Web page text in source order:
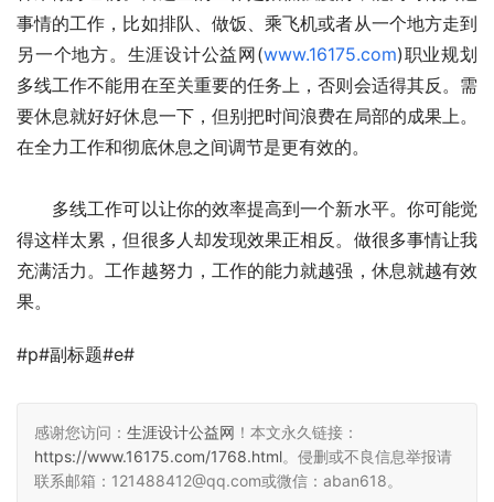
事情的工作，比如排队、做饭、乘飞机或者从一个地方走到
另一个地方。生涯设计公益网(www.16175.com)职业规划
多线工作不能用在至关重要的任务上，否则会适得其反。需
要休息就好好休息一下，但别把时间浪费在局部的成果上。
在全力工作和彻底休息之间调节是更有效的。
多线工作可以让你的效率提高到一个新水平。你可能觉
得这样太累，但很多人却发现效果正相反。做很多事情让我
充满活力。工作越努力，工作的能力就越强，休息就越有效
果。
#p#副标题#e#
感谢您访问： 生涯设计公益网 ！本文永久链接：
https://www.16175.com/1768.html。侵删或不良信息举报请
联系邮箱：121488412@qq.com或微信：aban618。